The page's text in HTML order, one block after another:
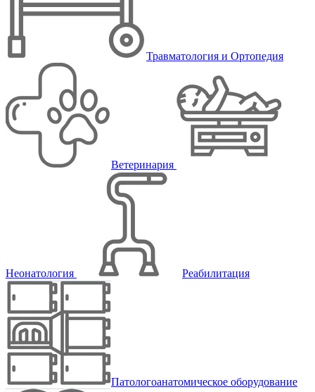
Травматология и Ортопедия
Ветеринария
Неонатология Реабилитация
Патологоанатомическое оборудование